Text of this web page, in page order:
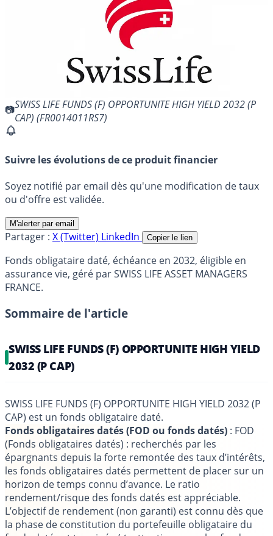
SWISS LIFE FUNDS (F) OPPORTUNITE HIGH YIELD 2032 (P
CAP) (FR0014011RS7)
Suivre les évolutions de ce produit financier
Soyez notifié par email dès qu'une modification de taux
ou d'offre est validée.
M'alerter par email
Partager : X (Twitter) LinkedIn Copier le lien
Fonds obligataire daté, échéance en 2032, éligible en
assurance vie, géré par SWISS LIFE ASSET MANAGERS
FRANCE.
Sommaire de l'article
SWISS LIFE FUNDS (F) OPPORTUNITE HIGH YIELD
2032 (P CAP)
SWISS LIFE FUNDS (F) OPPORTUNITE HIGH YIELD 2032 (P
CAP) est un fonds obligataire daté.
Fonds obligataires datés (FOD ou fonds datés) : FOD
(Fonds obligataires datés) : recherchés par les
épargnants depuis la forte remontée des taux d’intérêts,
les fonds obligataires datés permettent de placer sur un
horizon de temps connu d’avance. Le ratio
rendement/risque des fonds datés est appréciable.
L’objectif de rendement (non garanti) est connu dès que
la phase de constitution du portefeuille obligataire du